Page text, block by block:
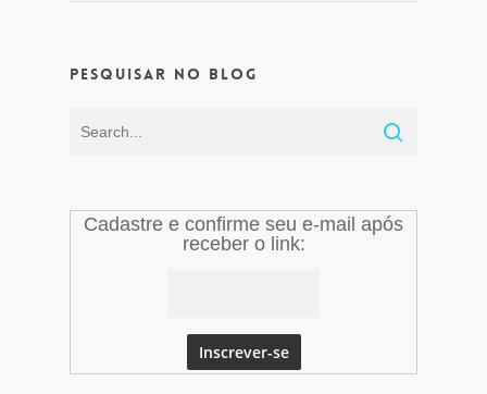
Pesquisar no Blog
Cadastre e confirme seu e-mail após
receber o link: